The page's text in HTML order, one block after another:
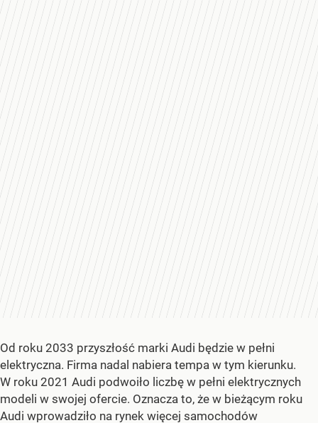
Od roku 2033 przyszłość marki Audi będzie w pełni
elektryczna. Firma nadal nabiera tempa w tym kierunku.
W roku 2021 Audi podwoiło liczbę w pełni elektrycznych
modeli w swojej ofercie. Oznacza to, że w bieżącym roku
Audi wprowadziło na rynek więcej samochodów